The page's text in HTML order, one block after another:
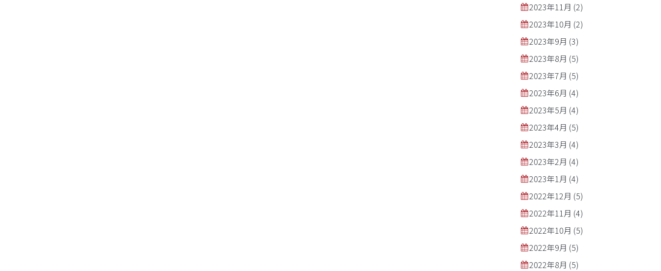
2023年11月 (2)
2023年10月 (2)
2023年9月 (3)
2023年8月 (5)
2023年7月 (5)
2023年6月 (4)
2023年5月 (4)
2023年4月 (5)
2023年3月 (4)
2023年2月 (4)
2023年1月 (4)
2022年12月 (5)
2022年11月 (4)
2022年10月 (5)
2022年9月 (5)
2022年8月 (5)